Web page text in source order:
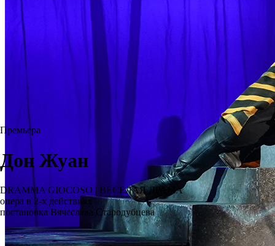
Премьера
Дон Жуан
DRAMMA GIOCOSO | ВЕСЕЛАЯ ДРАМА
опера в 2-х действиях
постановка Вячеслава Стародубцева